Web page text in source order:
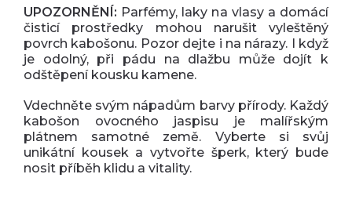
UPOZORNĚNÍ: Parfémy, laky na vlasy a domácí
čisticí prostředky mohou narušit vyleštěný
povrch kabošonu. Pozor dejte i na nárazy. I když
je odolný, při pádu na dlažbu může dojít k
odštěpení kousku kamene.
Vdechněte svým nápadům barvy přírody. Každý
kabošon ovocného jaspisu je malířským
plátnem samotné země. Vyberte si svůj
unikátní kousek a vytvořte šperk, který bude
nosit příběh klidu a vitality.